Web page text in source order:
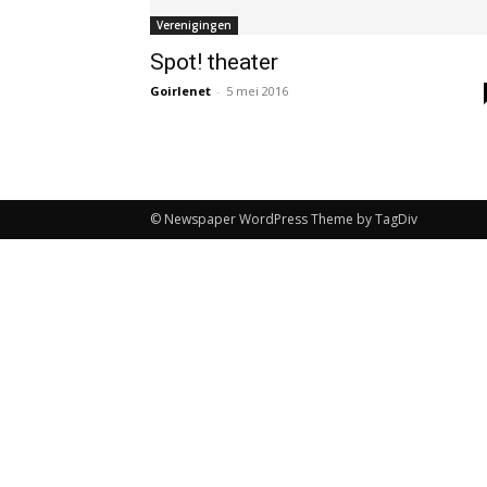
Verenigingen
Spot! theater
Goirlenet - 5 mei 2016
© Newspaper WordPress Theme by TagDiv